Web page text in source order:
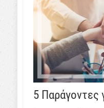
5 Παράγοντες